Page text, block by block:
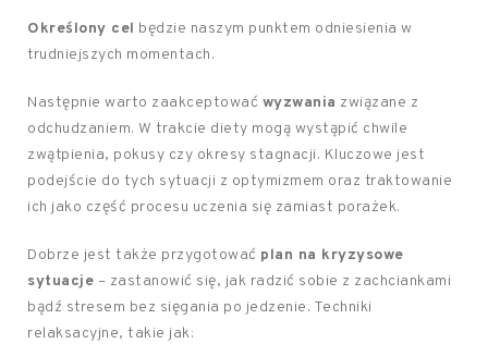
Określony cel będzie naszym punktem odniesienia w
trudniejszych momentach.
Następnie warto zaakceptować wyzwania związane z
odchudzaniem. W trakcie diety mogą wystąpić chwile
zwątpienia, pokusy czy okresy stagnacji. Kluczowe jest
podejście do tych sytuacji z optymizmem oraz traktowanie
ich jako część procesu uczenia się zamiast porażek.
Dobrze jest także przygotować plan na kryzysowe
sytuacje – zastanowić się, jak radzić sobie z zachciankami
bądź stresem bez sięgania po jedzenie. Techniki
relaksacyjne, takie jak: